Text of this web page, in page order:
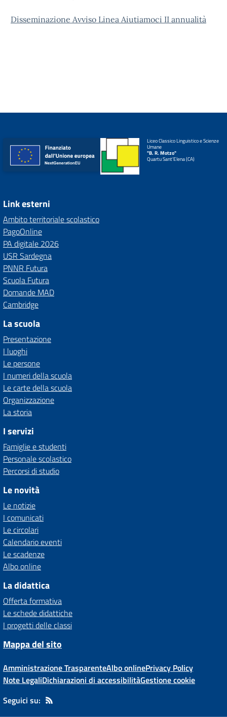
Disseminazione Avviso Linea Aiutiamoci II annualità
Liceo Classico Linguistico e Scienze
Umane
"B. R. Motzo"
Quartu Sant'Elena (CA)
Link esterni
Ambito territoriale scolastico
PagoOnline
PA digitale 2026
USR Sardegna
PNNR Futura
Scuola Futura
Domande MAD
Cambridge
La scuola
Presentazione
I luoghi
Le persone
I numeri della scuola
Le carte della scuola
Organizzazione
La storia
I servizi
Famiglie e studenti
Personale scolastico
Percorsi di studio
Le novità
Le notizie
I comunicati
Le circolari
Calendario eventi
Le scadenze
Albo online
La didattica
Offerta formativa
Le schede didattiche
I progetti delle classi
Mappa del sito
Amministrazione TrasparenteAlbo onlinePrivacy Policy
Note LegaliDichiarazioni di accessibilitàGestione cookie
Seguici su: